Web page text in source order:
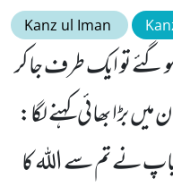
Kanz ul Iman
تو ایک طرف جاکر
بڑا بھائی کہنے لگا:
نے تم سے اللہ کا